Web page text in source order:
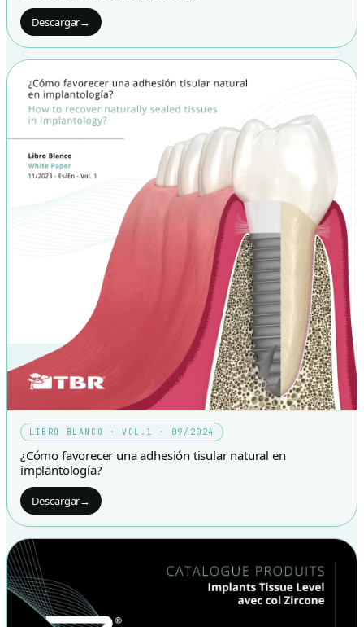
Descargar→
LIBRO BLANCO · VOL.1 · 09/2024
¿Cómo favorecer una adhesión tisular natural en
implantología?
Descargar→